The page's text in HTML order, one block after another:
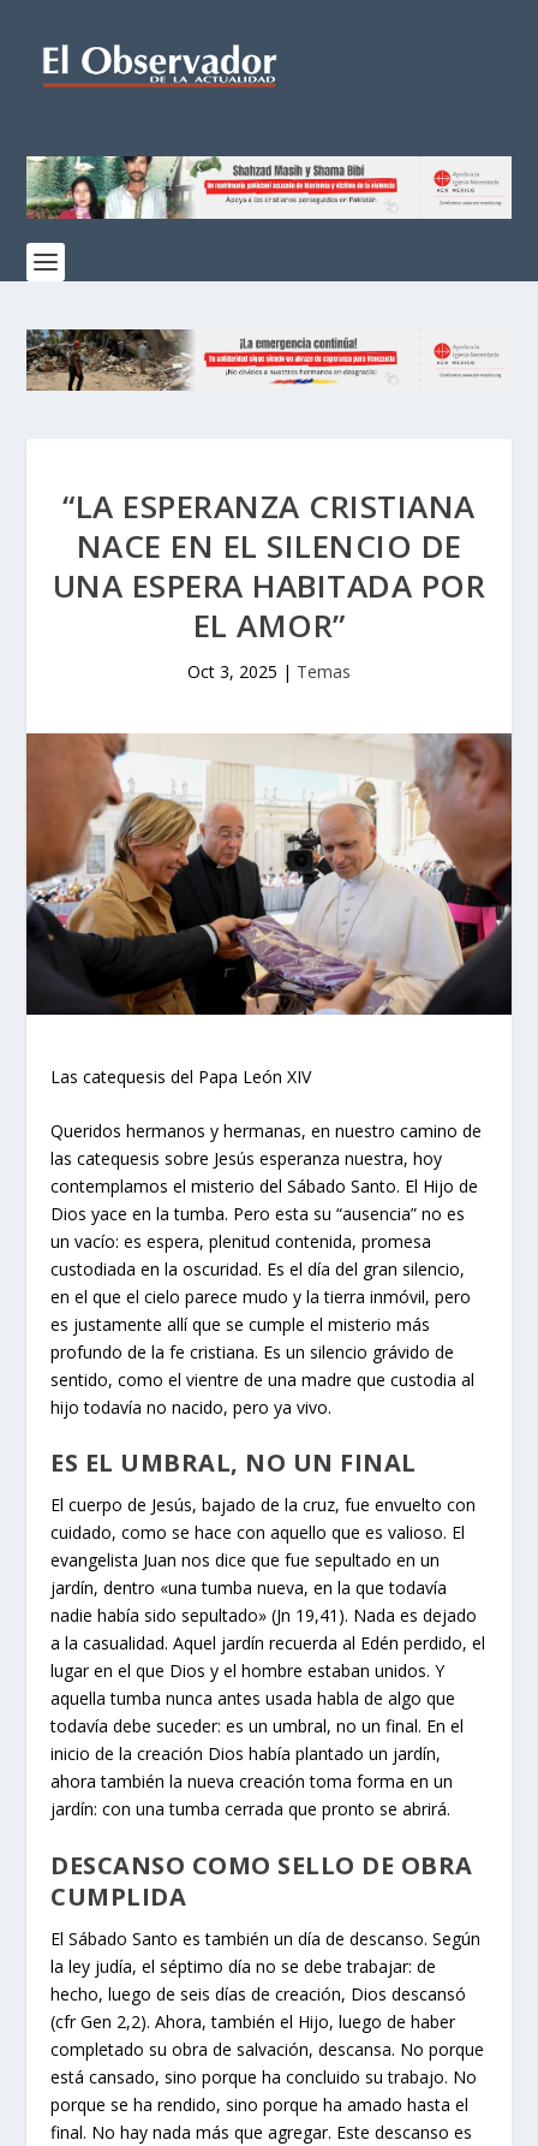
“LA ESPERANZA CRISTIANA
NACE EN EL SILENCIO DE
UNA ESPERA HABITADA POR
EL AMOR”
Oct 3, 2025 | Temas
Las catequesis del Papa León XIV
Queridos hermanos y hermanas, en nuestro camino de
las catequesis sobre Jesús esperanza nuestra, hoy
contemplamos el misterio del Sábado Santo. El Hijo de
Dios yace en la tumba. Pero esta su “ausencia” no es
un vacío: es espera, plenitud contenida, promesa
custodiada en la oscuridad. Es el día del gran silencio,
en el que el cielo parece mudo y la tierra inmóvil, pero
es justamente allí que se cumple el misterio más
profundo de la fe cristiana. Es un silencio grávido de
sentido, como el vientre de una madre que custodia al
hijo todavía no nacido, pero ya vivo.
ES EL UMBRAL, NO UN FINAL
El cuerpo de Jesús, bajado de la cruz, fue envuelto con
cuidado, como se hace con aquello que es valioso. El
evangelista Juan nos dice que fue sepultado en un
jardín, dentro «una tumba nueva, en la que todavía
nadie había sido sepultado» (Jn 19,41). Nada es dejado
a la casualidad. Aquel jardín recuerda al Edén perdido, el
lugar en el que Dios y el hombre estaban unidos. Y
aquella tumba nunca antes usada habla de algo que
todavía debe suceder: es un umbral, no un final. En el
inicio de la creación Dios había plantado un jardín,
ahora también la nueva creación toma forma en un
jardín: con una tumba cerrada que pronto se abrirá.
DESCANSO COMO SELLO DE OBRA
CUMPLIDA
El Sábado Santo es también un día de descanso. Según
la ley judía, el séptimo día no se debe trabajar: de
hecho, luego de seis días de creación, Dios descansó
(cfr Gen 2,2). Ahora, también el Hijo, luego de haber
completado su obra de salvación, descansa. No porque
está cansado, sino porque ha concluido su trabajo. No
porque se ha rendido, sino porque ha amado hasta el
final. No hay nada más que agregar. Este descanso es